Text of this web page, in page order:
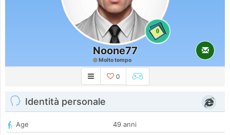
0
Noone77
Molto tempo
0
Identità personale
Age
49 anni